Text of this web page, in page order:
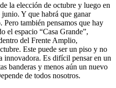
la elección de octubre y luego en
Y que habrá que ganar
también pensamos que hay
el espacio “Casa Grande”,
del Frente Amplio,
Este puede ser un piso y no
innovadora. Es difícil pensar en un
banderas y menos aún un nuevo
de todos nosotros.